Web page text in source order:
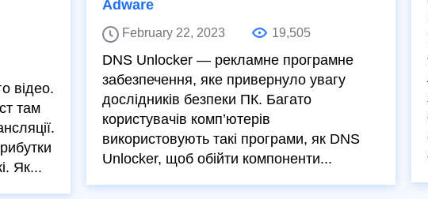
відео.
там
Як...
Adware
February 22, 2023 19,505
DNS Unlocker — рекламне програмне
забезпечення, яке привернуло увагу
дослідників безпеки ПК. Багато
користувачів комп’ютерів
використовують такі програми, як DNS
Unlocker, щоб обійти компоненти...